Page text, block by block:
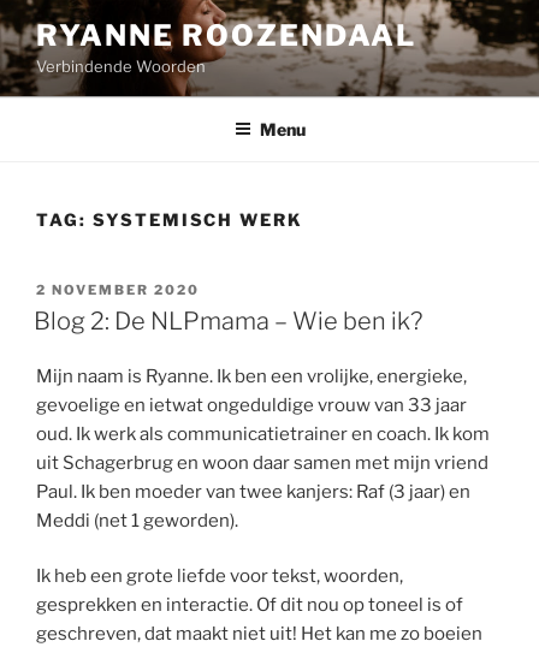
Naar
de
inhoud
springen
RYANNE ROOZENDAAL
Verbindende Woorden
Menu
TAG: SYSTEMISCH WERK
GEPLAATST
OP
2 NOVEMBER 2020
Blog 2: De NLPmama – Wie ben ik?
Mijn naam is Ryanne. Ik ben een vrolijke, energieke,
gevoelige en ietwat ongeduldige vrouw van 33 jaar
oud. Ik werk als communicatietrainer en coach. Ik kom
uit Schagerbrug en woon daar samen met mijn vriend
Paul. Ik ben moeder van twee kanjers: Raf (3 jaar) en
Meddi (net 1 geworden).
Ik heb een grote liefde voor tekst, woorden,
gesprekken en interactie. Of dit nou op toneel is of
geschreven, dat maakt niet uit! Het kan me zo boeien